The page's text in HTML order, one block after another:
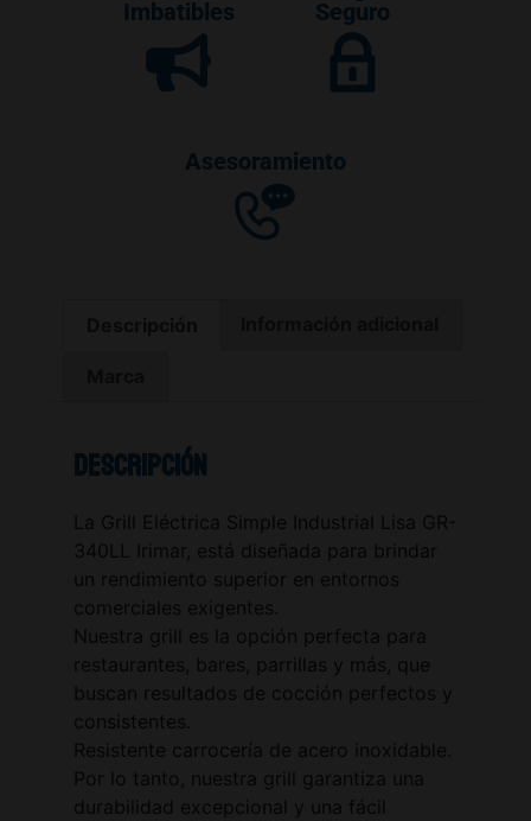
Imbatibles
Seguro
Asesoramiento
Descripción
La Grill Eléctrica Simple Industrial Lisa GR-
340LL Irimar, está diseñada para brindar
un rendimiento superior en entornos
comerciales exigentes.
Nuestra grill es la opción perfecta para
restaurantes, bares, parrillas y más, que
buscan resultados de cocción perfectos y
consistentes.
Resistente carrocería de acero inoxidable.
Por lo tanto, nuestra grill garantiza una
durabilidad excepcional y una fácil